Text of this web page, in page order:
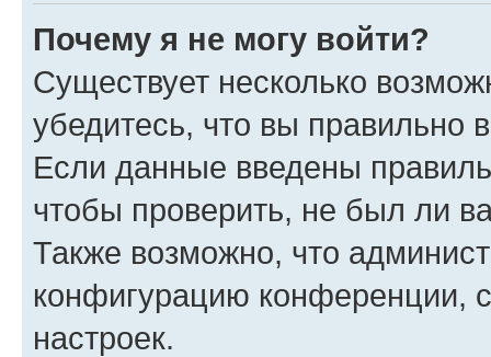
Почему я не могу войти?
Существует несколько
убедитесь, что вы правильно
Если данные введены
чтобы проверить, не был ли
Также возможно, что
конфигурацию конференции,
настроек.